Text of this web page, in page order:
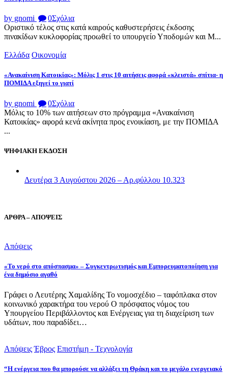
by gnomi 0Σχόλια
Οριστικό τέλος στις κατά καιρούς καθυστερήσεις έκδοσης
πινακίδων κυκλοφορίας προωθεί το υπουργείο Υποδομών και Μ...
Ελλάδα Οικονομία
«Ανακαίνιση Κατοικίας»: Μόλις 1 στις 10 αιτήσεις αφορά «κλειστά» σπίτια- η
ΠΟΜΙΔΑ εξηγεί το γιατί
by gnomi 0Σχόλια
Μόλις το 10% των αιτήσεων στο πρόγραμμα «Ανακαίνιση
Κατοικίας» αφορά κενά ακίνητα προς ενοικίαση, με την ΠΟΜΙΔΑ
...
ΨΗΦΙΑΚΗ ΕΚΔΟΣΗ
Δευτέρα 3 Αυγούστου 2026 – Αρ.φύλλου 10.323
ΑΡΘΡΑ – ΑΠΟΨΕΙΣ
Απόψεις
«Το νερό στο απόσπασμα» – Συγκεντρωτισμός και Εμπορευματοποίηση για
ένα δημόσιο αγαθό
Γράφει ο Λευτέρης Χαμαλίδης Το νομοσχέδιο – ταφόπλακα στον
κοινωνικό χαρακτήρα του νερού Ο πρόσφατος νόμος του
Υπουργείου Περιβάλλοντος και Ενέργειας για τη διαχείριση των
υδάτων, που παραδίδει…
Απόψεις Έβρος Επιστήμη - Τεχνολογία
“Η ενέργεια που θα μπορούσε να αλλάξει τη Θράκη και το μεγάλο ενεργειακό